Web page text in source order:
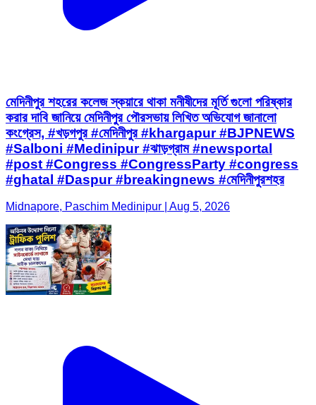
মেদিনীপুর শহরের কলেজ স্কয়ারে থাকা মনীষীদের মূর্তি গুলো পরিষ্কার
করার দাবি জানিয়ে মেদিনীপুর পৌরসভায় লিখিত অভিযোগ জানালো
কংগ্রেস, #খড়গপুর #মেদিনীপুর #khargapur #BJPNEWS
#Salboni #Medinipur #ঝাড়গ্রাম #newsportal
#post #Congress #CongressParty #congress
#ghatal #Daspur #breakingnews #মেদিনীপুরশহর
Midnapore, Paschim Medinipur | Aug 5, 2026